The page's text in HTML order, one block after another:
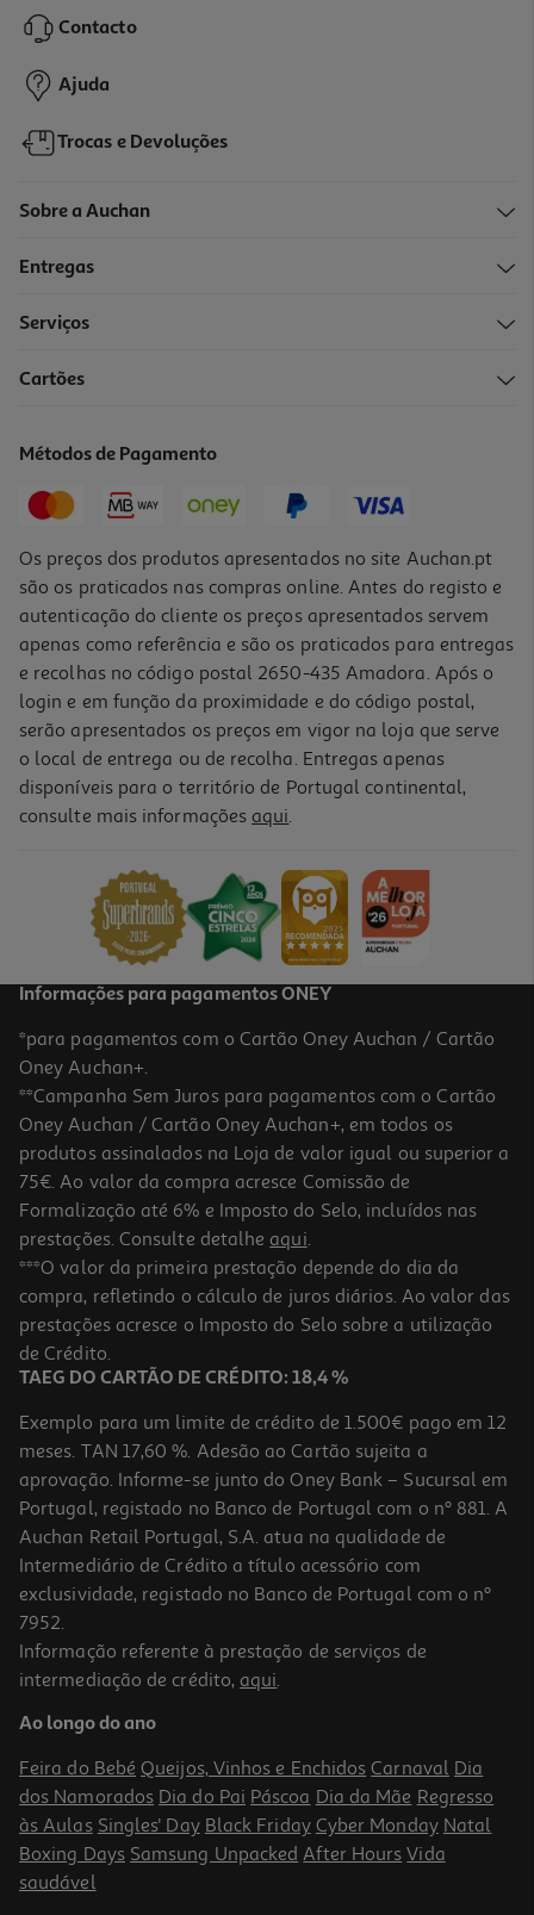
16,99 €
Cabo Usbc To 8pin Qilive 600183173 Branco 1.2m 3a Mfi
15,99 €
Cabo Usbc To 8pin Qilive 600183171 Preto 1.2m 3a Mfi
14.99 €/un
14,99 €
Cabo Usbc To 8pin Qilive 600183175 Azul Cl 1.2m 3a Mfi
14.99 €/un
14,99 €
Contacto
Ajuda
Trocas e Devoluções
Sobre a Auchan
Entregas
Serviços
Cartões
Métodos de Pagamento
Os preços dos produtos apresentados no site Auchan.pt
são os praticados nas compras online. Antes do registo e
autenticação do cliente os preços apresentados servem
apenas como referência e são os praticados para entregas
e recolhas no código postal 2650-435 Amadora. Após o
login e em função da proximidade e do código postal,
serão apresentados os preços em vigor na loja que serve
o local de entrega ou de recolha. Entregas apenas
disponíveis para o território de Portugal continental,
consulte mais informações aqui.
Informações para pagamentos ONEY
*para pagamentos com o Cartão Oney Auchan / Cartão
Oney Auchan+.
**Campanha Sem Juros para pagamentos com o Cartão
Oney Auchan / Cartão Oney Auchan+, em todos os
produtos assinalados na Loja de valor igual ou superior a
75€. Ao valor da compra acresce Comissão de
Formalização até 6% e Imposto do Selo, incluídos nas
prestações. Consulte detalhe aqui.
***O valor da primeira prestação depende do dia da
compra, refletindo o cálculo de juros diários. Ao valor das
prestações acresce o Imposto do Selo sobre a utilização
de Crédito.
TAEG DO CARTÃO DE CRÉDITO: 18,4 %
Exemplo para um limite de crédito de 1.500€ pago em 12
meses. TAN 17,60 %. Adesão ao Cartão sujeita a
aprovação. Informe-se junto do Oney Bank – Sucursal em
Portugal, registado no Banco de Portugal com o nº 881. A
Auchan Retail Portugal, S.A. atua na qualidade de
Intermediário de Crédito a título acessório com
exclusividade, registado no Banco de Portugal com o nº
7952.
Informação referente à prestação de serviços de
intermediação de crédito, aqui.
Ao longo do ano
Feira do Bebé Queijos, Vinhos e Enchidos Carnaval Dia
dos Namorados Dia do Pai Páscoa Dia da Mãe Regresso
às Aulas Singles' Day Black Friday Cyber Monday Natal
Boxing Days Samsung Unpacked After Hours Vida
saudável